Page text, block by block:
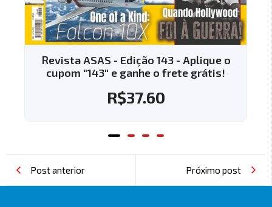
Revista ASAS - Edição 143 - Aplique o
cupom "143" e ganhe o frete grátis!
R$37.60
Post anterior Próximo post